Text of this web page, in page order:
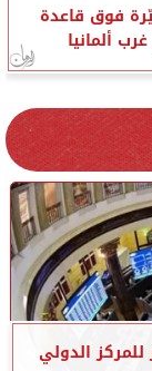
فوق قاعدة
ألمانيا
الدولي